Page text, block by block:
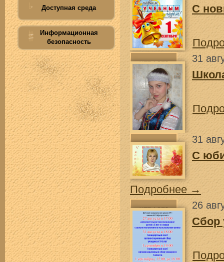
Доступная среда
Информационная
безопасность
С
31
31
С
Подробнее →
26
Сбор